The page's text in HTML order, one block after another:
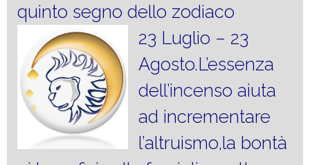
quinto segno dello zodiaco
23 Luglio – 23
Agosto.L’essenza
dell’incenso aiuta
ad incrementare
l’altruismo,la bontà